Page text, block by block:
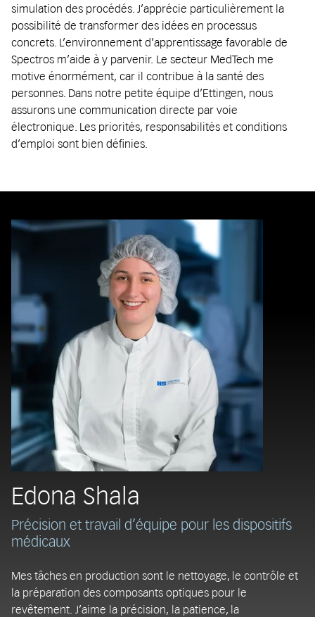
simulation des procédés. J’apprécie particulièrement la
possibilité de transformer des idées en processus
concrets. L’environnement d’apprentissage favorable de
Spectros m’aide à y parvenir. Le secteur MedTech me
motive énormément, car il contribue à la santé des
personnes. Dans notre petite équipe d’Ettingen, nous
assurons une communication directe par voie
électronique. Les priorités, responsabilités et conditions
d’emploi sont bien définies.
Edona Shala
Précision et travail d’équipe pour les dispositifs
médicaux
Mes tâches en production sont le nettoyage, le contrôle et
la préparation des composants optiques pour le
revêtement. J’aime la précision, la patience, la